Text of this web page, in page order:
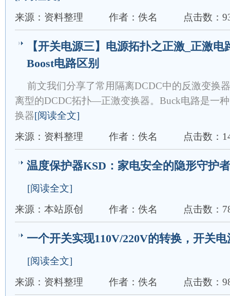
来源：资料整理
作者：佚名 点击数：
【开关电源三】电源拓扑之正激_正激
Boost电路区别
前文我们分享了常用隔离DCDC中的反激变换
离型的DCDC拓扑—正激变换器。Buck电路是一
换器[阅读全文]
来源：资料整理
作者：佚名 点击数：
温度保护器KSD：家电安全的隐形守护
[阅读全文]
来源：本站原创
作者：佚名 点击数：
一个开关实现110V/220V的转换，开关
[阅读全文]
来源：资料整理
作者：佚名 点击数：